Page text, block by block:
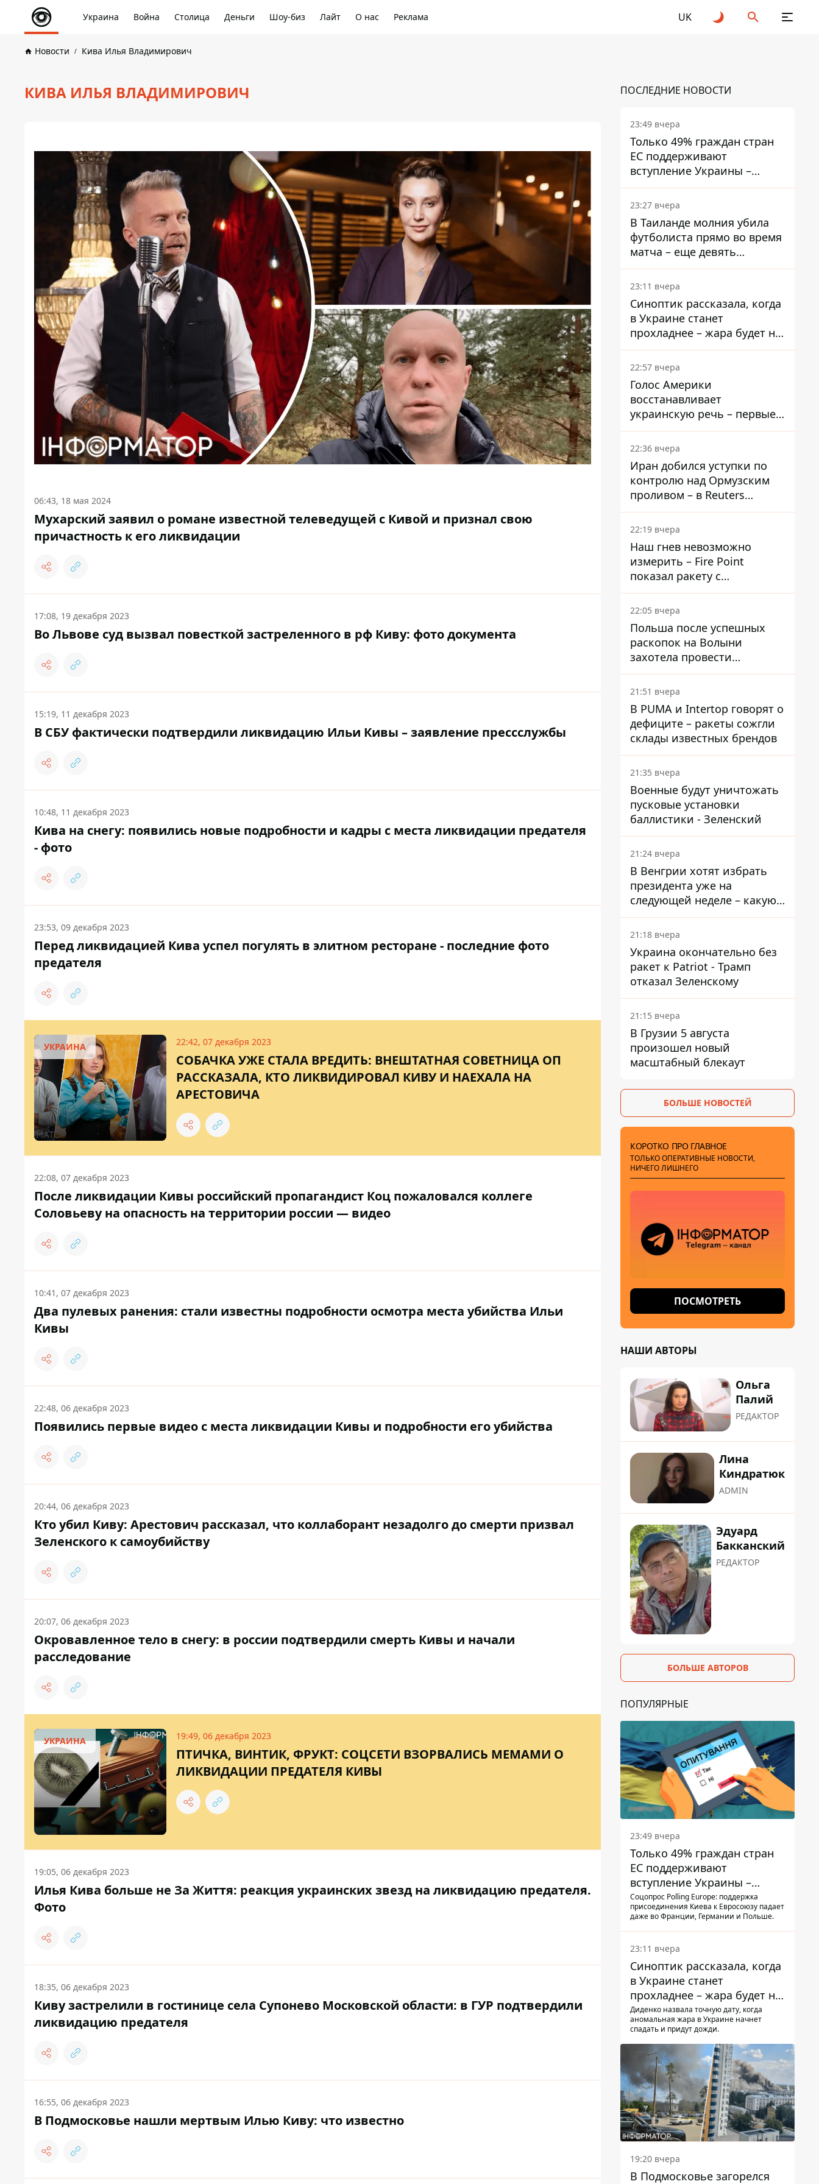
Украина Война Столица Деньги Шоу-биз Лайт О нас Реклама UK
Новости Кива Илья Владимирович
КИВА ИЛЬЯ ВЛАДИМИРОВИЧ
06:43, 18 мая 2024
Мухарский заявил о романе известной телеведущей с Кивой и признал свою
причастность к его ликвидации
17:08, 19 декабря 2023
Во Львове суд вызвал повесткой застреленного в рф Киву: фото документа
15:19, 11 декабря 2023
В СБУ фактически подтвердили ликвидацию Ильи Кивы – заявление прессслужбы
10:48, 11 декабря 2023
Кива на снегу: появились новые подробности и кадры с места ликвидации предателя
- фото
23:53, 09 декабря 2023
Перед ликвидацией Кива успел погулять в элитном ресторане - последние фото
предателя
УКРАИНА 22:42, 07 декабря 2023
СОБАЧКА УЖЕ СТАЛА ВРЕДИТЬ: ВНЕШТАТНАЯ СОВЕТНИЦА ОП
РАССКАЗАЛА, КТО ЛИКВИДИРОВАЛ КИВУ И НАЕХАЛА НА
АРЕСТОВИЧА
22:08, 07 декабря 2023
После ликвидации Кивы российский пропагандист Коц пожаловался коллеге
Соловьеву на опасность на территории россии — видео
10:41, 07 декабря 2023
Два пулевых ранения: стали известны подробности осмотра места убийства Ильи
Кивы
22:48, 06 декабря 2023
Появились первые видео с места ликвидации Кивы и подробности его убийства
20:44, 06 декабря 2023
Кто убил Киву: Арестович рассказал, что коллаборант незадолго до смерти призвал
Зеленского к самоубийству
20:07, 06 декабря 2023
Окровавленное тело в снегу: в россии подтвердили смерть Кивы и начали
расследование
УКРАИНА 19:49, 06 декабря 2023
ПТИЧКА, ВИНТИК, ФРУКТ: СОЦСЕТИ ВЗОРВАЛИСЬ МЕМАМИ О
ЛИКВИДАЦИИ ПРЕДАТЕЛЯ КИВЫ
19:05, 06 декабря 2023
Илья Кива больше не За Життя: реакция украинских звезд на ликвидацию предателя.
Фото
18:35, 06 декабря 2023
Киву застрелили в гостинице села Супонево Московской области: в ГУР подтвердили
ликвидацию предателя
16:55, 06 декабря 2023
В Подмосковье нашли мертвым Илью Киву: что известно
ПОСЛЕДНИЕ НОВОСТИ
23:49 вчера
Только 49% граждан стран
ЕС поддерживают
вступление Украины –
результаты опроса
23:27 вчера
В Таиланде молния убила
футболиста прямо во время
матча – еще девять
пострадали
23:11 вчера
Синоптик рассказала, когда
в Украине станет
прохладнее – жара будет не
долго
22:57 вчера
Голос Америки
восстанавливает
украинскую речь – первые
эфиры ожидаются на
следующей неделе
22:36 вчера
Иран добился уступки по
контролю над Ормузским
проливом – в Reuters
раскрыли детали
22:19 вчера
Наш гнев невозможно
измерить – Fire Point
показал ракету с
загадочной отметкой 723
22:05 вчера
Польша после успешных
раскопок на Волыни
захотела провести
эксгумацию в новых местах
21:51 вчера
В PUMA и Intertop говорят о
дефиците – ракеты сожгли
склады известных брендов
21:35 вчера
Военные будут уничтожать
пусковые установки
баллистики - Зеленский
21:24 вчера
В Венгрии хотят избрать
президента уже на
следующей неделе – какую
дату предлагают
21:18 вчера
Украина окончательно без
ракет к Patriot - Трамп
отказал Зеленскому
21:15 вчера
В Грузии 5 августа
произошел новый
масштабный блекаут
БОЛЬШЕ НОВОСТЕЙ
КОРОТКО ПРО ГЛАВНОЕ
ТОЛЬКО ОПЕРАТИВНЫЕ НОВОСТИ,
НИЧЕГО ЛИШНЕГО
ПОСМОТРЕТЬ
НАШИ АВТОРЫ
Ольга
Палий
РЕДАКТОР
Лина
Киндратюк
ADMIN
Эдуард
Бакканский
РЕДАКТОР
БОЛЬШЕ АВТОРОВ
ПОПУЛЯРНЫЕ
23:49 вчера
Только 49% граждан стран
ЕС поддерживают
вступление Украины –
результаты опроса
Соцопрос Polling Europe: поддержка
присоединения Киева к Евросоюзу падает
даже во Франции, Германии и Польше.
23:11 вчера
Синоптик рассказала, когда
в Украине станет
прохладнее – жара будет не
долго
Диденко назвала точную дату, когда
аномальная жара в Украине начнет
спадать и придут дожди.
19:20 вчера
В Подмосковье загорелся